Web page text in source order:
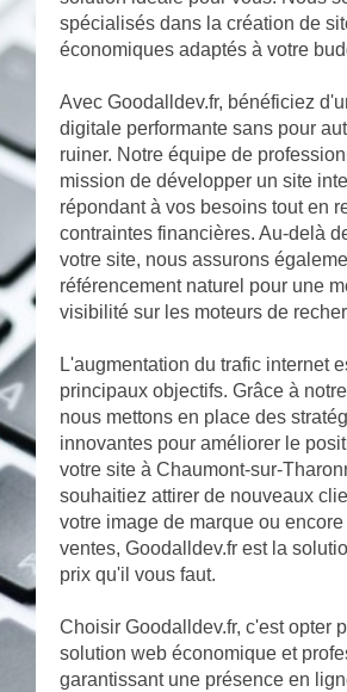
spécialisés dans la création de
économiques adaptés à votre
Avec Goodalldev.fr, bénéficiez
digitale performante sans pour
ruiner. Notre équipe de
mission de développer un site
répondant à vos besoins tout en
contraintes financières. Au-delà
votre site, nous assurons
référencement naturel pour une
visibilité sur les moteurs de
L'augmentation du trafic internet
principaux objectifs. Grâce à
nous mettons en place des
innovantes pour améliorer le
votre site à Chaumont-sur-
souhaitiez attirer de nouveaux
votre image de marque ou
ventes, Goodalldev.fr est la
prix qu'il vous faut.
Choisir Goodalldev.fr, c'est opter
solution web économique et
garantissant une présence en